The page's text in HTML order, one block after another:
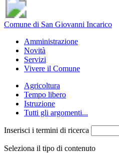
Comune di San Giovanni Incarico
Amministrazione
Novità
Servizi
Vivere il Comune
Agricoltura
Tempo libero
Istruzione
Tutti gli argomenti...
Inserisci i termini di ricerca
Seleziona il tipo di contenuto